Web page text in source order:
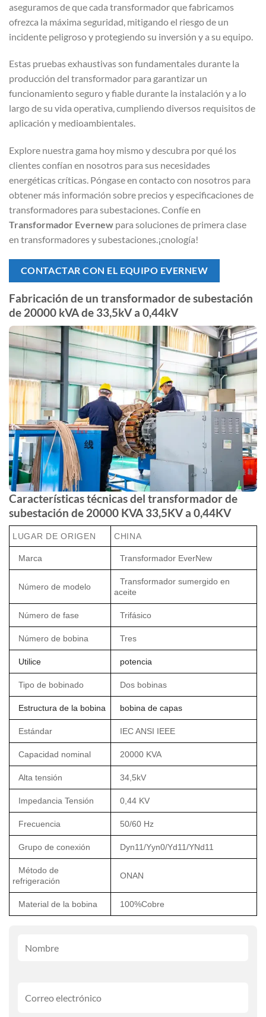
aseguramos de que cada transformador que fabricamos
ofrezca la máxima seguridad, mitigando el riesgo de un
incidente peligroso y protegiendo su inversión y a su equipo.
Estas pruebas exhaustivas son fundamentales durante la
producción del transformador para garantizar un
funcionamiento seguro y fiable durante la instalación y a lo
largo de su vida operativa, cumpliendo diversos requisitos de
aplicación y medioambientales.
Explore nuestra gama hoy mismo y descubra por qué los
clientes confían en nosotros para sus necesidades
energéticas críticas. Póngase en contacto con nosotros para
obtener más información sobre precios y especificaciones de
transformadores para subestaciones. Confíe en
Transformador Evernew para soluciones de primera clase
en transformadores y subestaciones.¡cnología!
CONTACTAR CON EL EQUIPO EVERNEW
Fabricación de un transformador de subestación
de 20000 kVA de 33,5kV a 0,44kV
Características técnicas del transformador de
subestación de 20000 KVA 33,5KV a 0,44KV
LUGAR DE ORIGEN CHINA
Marca Transformador EverNew
Número de modelo
Transformador sumergido en
aceite
Número de fase Trifásico
Número de bobina Tres
Utilice potencia
Tipo de bobinado Dos bobinas
Estructura de la bobina bobina de capas
Estándar IEC ANSI IEEE
Capacidad nominal 20000 KVA
Alta tensión 34,5kV
Impedancia Tensión 0,44 KV
Frecuencia 50/60 Hz
Grupo de conexión Dyn11/Yyn0/Yd11/YNd11
Método de
refrigeración
ONAN
Material de la bobina 100%Cobre